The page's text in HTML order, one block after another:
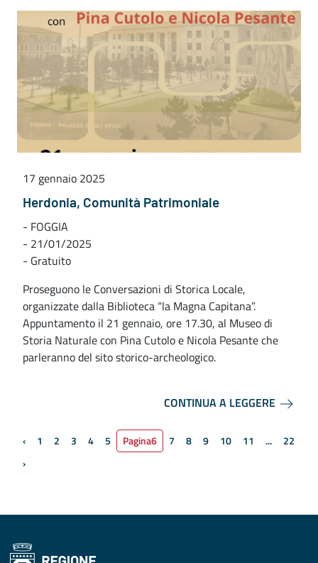
17 gennaio 2025
Herdonia, Comunità Patrimoniale
- FOGGIA
- 21/01/2025
- Gratuito
Proseguono le Conversazioni di Storica Locale,
organizzate dalla Biblioteca “la Magna Capitana”.
Appuntamento il 21 gennaio, ore 17.30, al Museo di
Storia Naturale con Pina Cutolo e Nicola Pesante che
parleranno del sito storico-archeologico.
CONTINUA A LEGGERE
‹Pagina precedente
1 2 3 4 5 Pagina6 7 8 9 10 11 ...
22
Pagina successiva
›